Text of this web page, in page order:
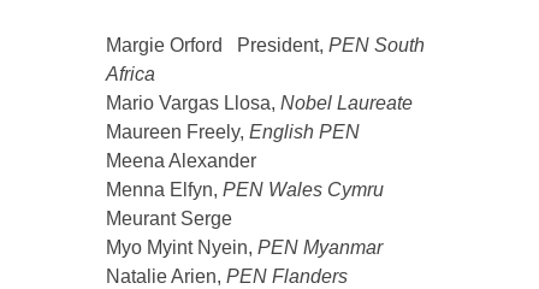
Margie Orford President, PEN South
Africa
Mario Vargas Llosa, Nobel Laureate
Maureen Freely, English PEN
Meena Alexander
Menna Elfyn, PEN Wales Cymru
Meurant Serge
Myo Myint Nyein, PEN Myanmar
Natalie Arien, PEN Flanders